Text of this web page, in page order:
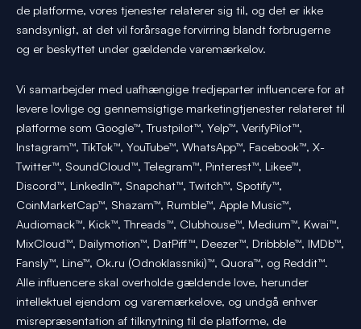
de platforme, vores tjenester relaterer sig til, og det er ikke
sandsynligt, at det vil forårsage forvirring blandt forbrugerne
og er beskyttet under gældende varemærkelov.
Vi samarbejder med uafhængige tredjeparter influencere for at
levere lovlige og gennemsigtige marketingtjenester relateret til
platforme som Google™, Trustpilot™, Yelp™, VerifyPilot™,
Instagram™, TikTok™, YouTube™, WhatsApp™, Facebook™, X-
Twitter™, SoundCloud™, Telegram™, Pinterest™, Likee™,
Discord™, LinkedIn™, Snapchat™, Twitch™, Spotify™,
CoinMarketCap™, Shazam™, Rumble™, Apple Music™,
Audiomack™, Kick™, Threads™, Clubhouse™, Medium™, Kwai™,
MixCloud™, Dailymotion™, DatPiff™, Deezer™, Dribbble™, IMDb™,
Fansly™, Line™, Ok.ru (Odnoklassniki)™, Quora™, og Reddit™.
Alle influencere skal overholde gældende love, herunder
intellektuel ejendom og varemærkelove, og undgå enhver
misrepræsentation af tilknytning til de platforme, de